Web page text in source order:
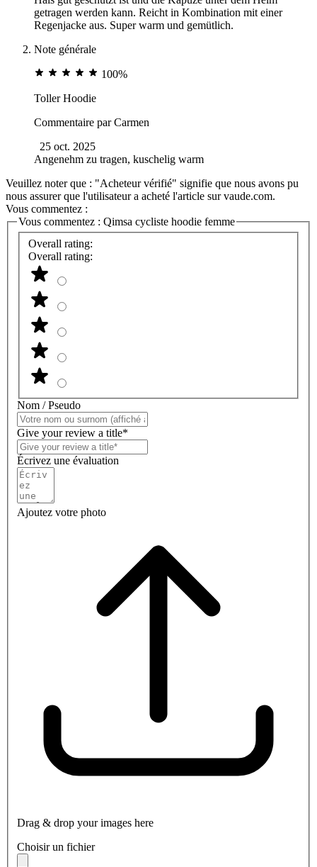
getragen werden kann. Reicht in Kombination mit einer
Regenjacke aus. Super warm und gemütlich.
Note générale
100%
Toller Hoodie
Commentaire parCarmen
25 oct. 2025
Angenehm zu tragen, kuschelig warm
Veuillez noter que : "Acheteur vérifié" signifie que nous avons pu
nous assurer que l'utilisateur a acheté l'article sur vaude.com.
Vous commentez :
Vous commentez : Qimsa cycliste hoodie femme
Overall rating:
Overall rating:
Nom / Pseudo
Give your review a title*
Écrivez une évaluation
Ajoutez votre photo
Drag & drop your images here
Choisir un fichier